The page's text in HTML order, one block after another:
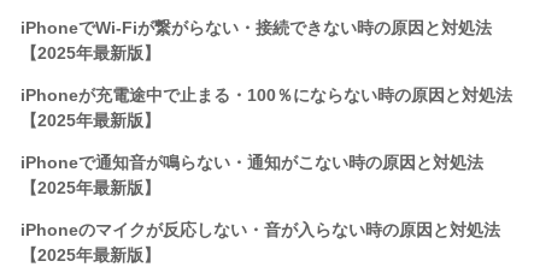
iPhoneでWi-Fiが繋がらない・接続できない時の原因と対処法
【2025年最新版】
iPhoneが充電途中で止まる・100％にならない時の原因と対処法
【2025年最新版】
iPhoneで通知音が鳴らない・通知がこない時の原因と対処法
【2025年最新版】
iPhoneのマイクが反応しない・音が入らない時の原因と対処法
【2025年最新版】